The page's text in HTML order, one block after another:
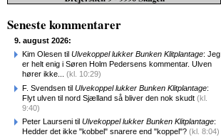
Seneste kommentarer
9. august 2026:
Kim Olesen til Ulvekoppel lukker Bunken Klitplantage: Jeg
er helt enig i Søren Holm Pedersens kommentar. Ulven
hører ikke... (kl. 10:29)
F. Svendsen til Ulvekoppel lukker Bunken Klitplantage:
Flyt ulven til nord Sjælland så bliver den nok skudt (kl.
9:40)
Peter Laurseni til Ulvekoppel lukker Bunken Klitplantage:
Hedder det ikke "kobbel" snarere end "koppel"? (kl. 8:04)